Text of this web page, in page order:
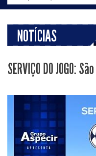
NOTÍCIAS
SERVIÇO DO JOGO: